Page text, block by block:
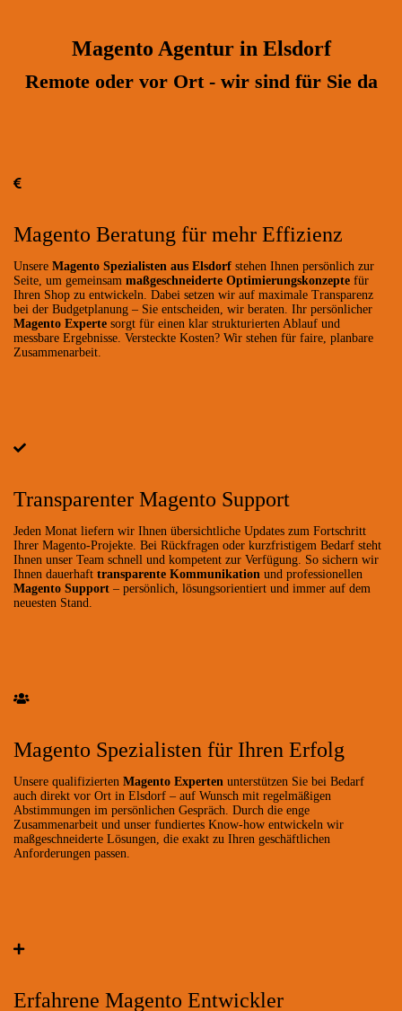
Magento Agentur in Elsdorf
Remote oder vor Ort - wir sind für Sie da
Magento Beratung für mehr Effizienz
Unsere Magento Spezialisten aus Elsdorf stehen Ihnen persönlich zur
Seite, um gemeinsam maßgeschneiderte Optimierungskonzepte für
Ihren Shop zu entwickeln. Dabei setzen wir auf maximale Transparenz
bei der Budgetplanung – Sie entscheiden, wir beraten. Ihr persönlicher
Magento Experte sorgt für einen klar strukturierten Ablauf und
messbare Ergebnisse. Versteckte Kosten? Wir stehen für faire, planbare
Zusammenarbeit.
Transparenter Magento Support
Jeden Monat liefern wir Ihnen übersichtliche Updates zum Fortschritt
Ihrer Magento-Projekte. Bei Rückfragen oder kurzfristigem Bedarf steht
Ihnen unser Team schnell und kompetent zur Verfügung. So sichern wir
Ihnen dauerhaft transparente Kommunikation und professionellen
Magento Support – persönlich, lösungsorientiert und immer auf dem
neuesten Stand.
Magento Spezialisten für Ihren Erfolg
Unsere qualifizierten Magento Experten unterstützen Sie bei Bedarf
auch direkt vor Ort in Elsdorf – auf Wunsch mit regelmäßigen
Abstimmungen im persönlichen Gespräch. Durch die enge
Zusammenarbeit und unser fundiertes Know-how entwickeln wir
maßgeschneiderte Lösungen, die exakt zu Ihren geschäftlichen
Anforderungen passen.
Erfahrene Magento Entwickler